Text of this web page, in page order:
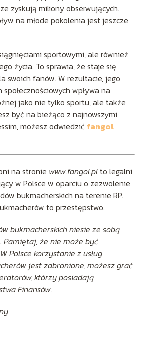
zyskują miliony obserwujących.
na młode pokolenia jest jeszcze
sportowymi, ale również
życia. To sprawia, że staje się
swoich fanów. W rezultacie, jego
wpływa na
jako nie tylko sportu, ale także
być na bieżąco z najnowszymi
możesz odwiedzić fangol
na stronie www.fangol.plto legalni
w Polsce w oparciu o zezwolenie
bukmacherskich na terenie RP.
to przestępstwo.
bukmacherskich niesie ze sobą
Pamiętaj, że nie może być
Polsce korzystanie z usług
jest zabronione, możesz grać
którzy posiadają
Finansów.